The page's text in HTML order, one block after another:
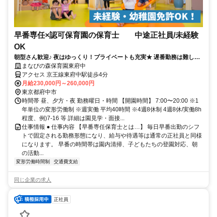
早番専任×認可保育園の保育士 中途正社員/未経験
OK
朝型さん歓迎♪ 夜はゆっくり！プライベートも充実★ 遅番勤務は難しい
けど正社員で働きたい方！
まなびの森保育園東府中
アクセス 京王線東府中駅徒歩4分
月給230,000円～260,000円
東京都府中市
時間帯 昼、夕方・夜 勤務曜日・時間 【開園時間】 7:00〜20:00 ※1
年単位の変形労働制 ※週実働 平均40時間 ※4週8休制 4週8休/実働8h
程度、例)7-16 等 詳細は園見学・面接...
仕事情報 ● 仕事内容 【早番専任保育士とは…】 毎日早番出勤のシフ
トで固定される勤務形態になり、給与や待遇等は通常の正社員と同様
になります。 早番の時間帯は園内清掃、子どもたちの登園対応、朝
の活動...
変形労働時間制 交通費支給
同じ企業の求人
正社員